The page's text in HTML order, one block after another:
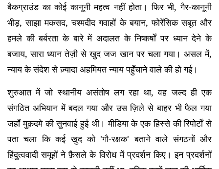
बैकग्राउंड का कोई कानूनी महत्व नहीं होता। फिर भी, गैर-कानूनी
भीड़, साझा मकसद, चश्मदीद गवाहों के बयान, फोरेंसिक सबूत और
हमले की बर्बरता के बारे में अदालत के निष्कर्षों पर ध्यान देने के
बजाय, सारा ध्यान तेज़ी से खुद जज खान पर चला गया। असल में,
न्याय के संदेश से ज़्यादा अहमियत न्याय पहुँचाने वाले की हो गई।
शुरुआत में जो स्थानीय असंतोष लग रहा था, वह जल्द ही एक
संगठित अभियान में बदल गया और उस ज़िले से बाहर भी फैल गया
जहाँ मुक़दमे की सुनवाई हुई थी। मीडिया के एक हिस्से की रिपोर्टों से
पता चला कि कई खुद को 'गौ-रक्षक' बताने वाले संगठनों और
हिंदुत्ववादी समूहों ने फ़ैसले के विरोध में प्रदर्शन किए। इन प्रदर्शनों